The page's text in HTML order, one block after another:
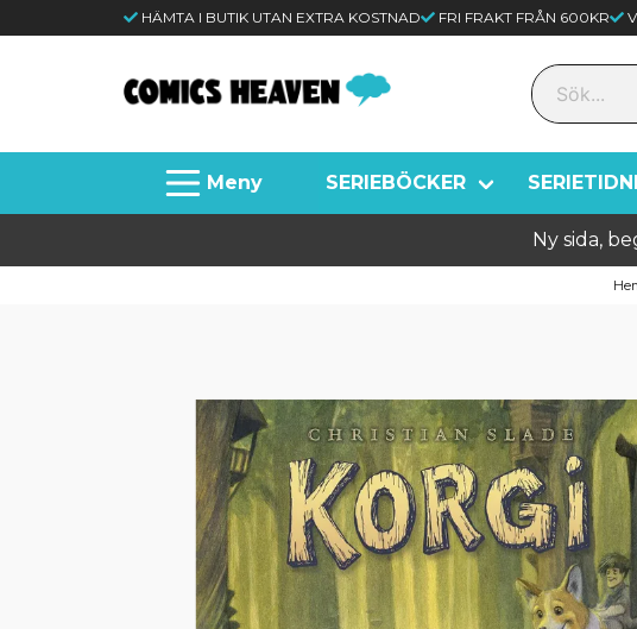
HÄMTA I BUTIK UTAN EXTRA KOSTNAD FRI FRAKT FRÅN 600KR
SERIEBÖCKER
Ny sida,